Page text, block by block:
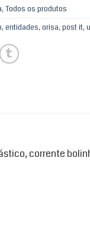
, Todos os produtos
, entidades, orisa, post it,
corrente